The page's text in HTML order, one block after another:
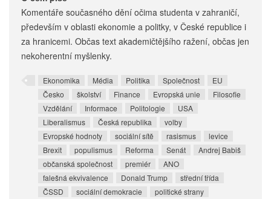
Komentáře současného dění očima studenta v zahraničí,
především v oblasti ekonomie a politky, v České republice i
za hranicemi. Občas text akademičtějšího ražení, občas jen
nekoherentní myšlenky.
Ekonomika Média Politika Společnost
EU
Česko
školství Finance Evropská unie
Filosofie
Vzdělání
Informace Politologie
USA
Liberalismus
Česká republika
volby
Evropské hodnoty
sociální sítě rasismus
levice
Brexit
populismus Reforma Senát
Andrej Babiš
občanská společnost
premiér
ANO
falešná ekvivalence
Donald Trump
střední třída
ČSSD
sociální demokracie politické strany